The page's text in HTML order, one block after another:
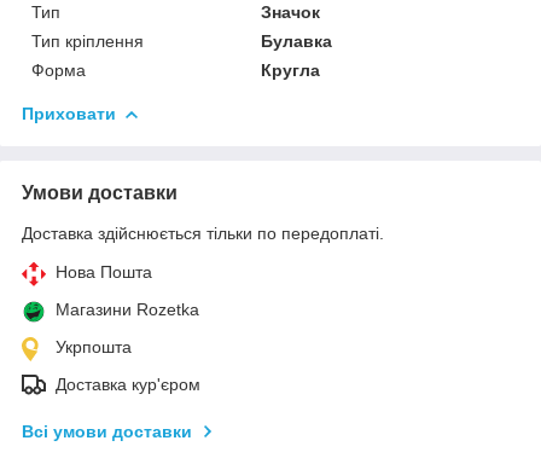
Тип
Значок
Тип кріплення
Булавка
Форма
Кругла
Приховати
Умови доставки
Доставка здійснюється тільки по передоплаті.
Нова Пошта
Магазини Rozetka
Укрпошта
Доставка кур'єром
Всі умови доставки